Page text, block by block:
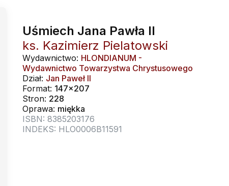
Uśmiech Jana Pawła II
ks. Kazimierz Pielatowski
Wydawnictwo: HLONDIANUM -
Wydawnictwo Towarzystwa Chrystusowego
Dział: Jan Paweł II
Format: 147x207
Stron: 228
Oprawa: miękka
ISBN: 8385203176
INDEKS: HLO0006B11591